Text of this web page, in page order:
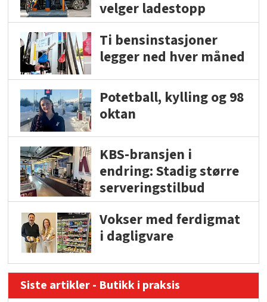
velger ladestopp
Ti bensinstasjoner
legger ned hver måned
Potetball, kylling og 98
oktan
KBS-bransjen i
endring: Stadig større
serveringstilbud
Vokser med ferdigmat
i dagligvare
Siste artikler - Butikk i praksis